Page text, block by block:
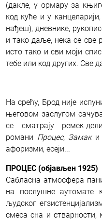
(дакле, у ормару за
код куће и у
нађеш), дневнике,
и тако даље, нека се
исто тако и сви моји
тебе или код других. Све
На срећу, Брод није
његовом заслугом
се сматрају ремек-
романи Процес, Замаки
афоризми, есеји...
ПРОЦЕС (објављен 1925)
Сабласна атмосфера
на послушне аутомате
људског
смеса сна и стварности,